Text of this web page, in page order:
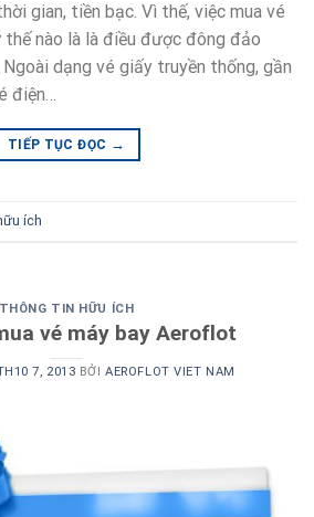
gian, tiền bạc. Vì thế, việc mua vé
nào là là điều được đông đảo
Ngoài dạng vé giấy truyền thống, gần
điện…
TIẾP TỤC ĐỌC →
ích
THÔNG TIN HỮU ÍCH
vé máy bay Aeroflot
7, 2013 BỞIAEROFLOT VIET NAM